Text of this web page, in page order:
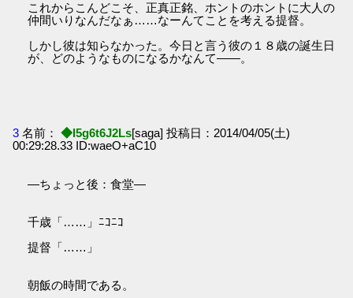
これからこんどこそ、正真正銘、ホントのホントに大人の
仲間いりなんだなぁ……なーんてことを考える提督。
しかし彼は知らなかった。今日と言う彼の１８歳の誕生日
が、どのようなものになるかなんて――。
3 名前： ◆I5g6t6J2Ls[saga] 投稿日：2014/04/05(土)
00:29:28.33 ID:waeO+aC10
―ちょっと後：食堂―
千歳「……」ﾆｺﾆｺ
提督「……」
朝飯の時間である。